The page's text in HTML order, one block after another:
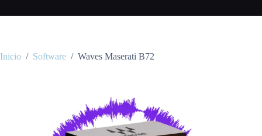
Inicio / Software / Waves Maserati B72